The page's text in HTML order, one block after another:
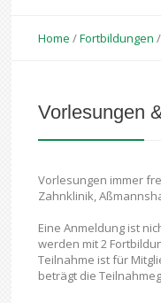
Home /Fortbildungen
Vorlesungen
Vorlesungen immer
Zahnklinik,
Eine Anmeldung ist
werden mit 2
Teilnahme ist für
beträgt die